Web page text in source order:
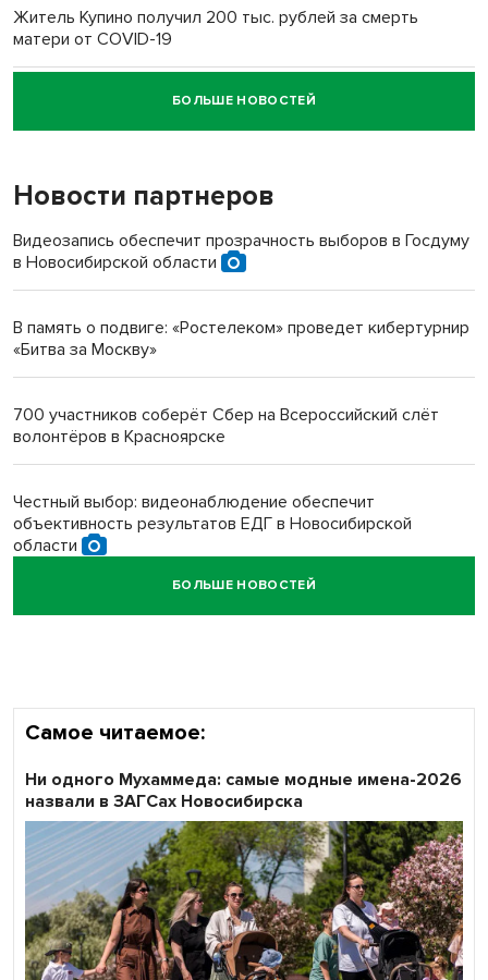
Житель Купино получил 200 тыс. рублей за смерть
матери от COVID-19
Новосибирский суд наказал водителя за смерть
пенсионерки на вокзале
«Мы живём на пастбище!»: в новосибирском селе лошади
терроризируют жителей
Инвалид получил условный срок за избиение врачей
Новосибирский преподаватель с женой вошли в топ-16
Обновлённое отделение ВТБ открылось в Искитиме
БОЛЬШЕ НОВОСТЕЙ
Новости партнеров
Видеозапись обеспечит прозрачность выборов в Госдуму
в Новосибирской области
В память о подвиге: «Ростелеком» проведет кибертурнир
«Битва за Москву»
700 участников соберёт Сбер на Всероссийский слёт
волонтёров в Красноярске
Честный выбор: видеонаблюдение обеспечит
объективность результатов ЕДГ в Новосибирской
области
Кибертанки пошли в бой: «Ростелеком» объявляет
БОЛЬШЕ НОВОСТЕЙ
Самое читаемое:
Ни одного Мухаммеда: самые модные имена-2026
назвали в ЗАГСах Новосибирска